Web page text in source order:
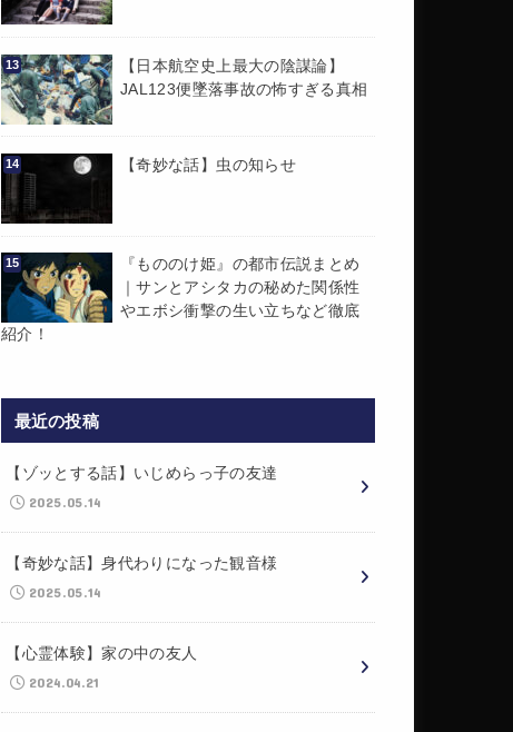
【日本航空史上最大の陰謀論】
JAL123便墜落事故の怖すぎる真相
【奇妙な話】虫の知らせ
『もののけ姫』の都市伝説まとめ
｜サンとアシタカの秘めた関係性
やエボシ衝撃の生い立ちなど徹底
紹介！
最近の投稿
【ゾッとする話】いじめらっ子の友達
2025.05.14
【奇妙な話】身代わりになった観音様
2025.05.14
【心霊体験】家の中の友人
2024.04.21